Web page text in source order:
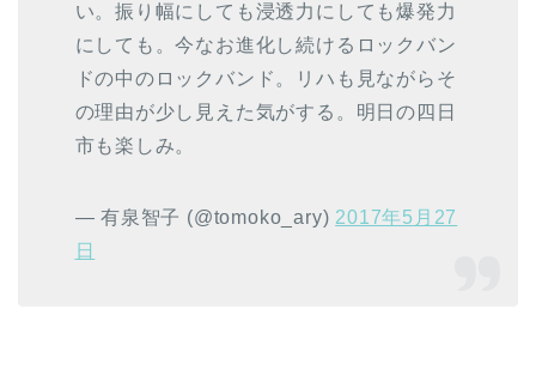
い。振り幅にしても浸透力にしても爆発力
にしても。今なお進化し続けるロックバン
ドの中のロックバンド。リハも見ながらそ
の理由が少し見えた気がする。明日の四日
市も楽しみ。
— 有泉智子 (@tomoko_ary) 2017年5月27
日